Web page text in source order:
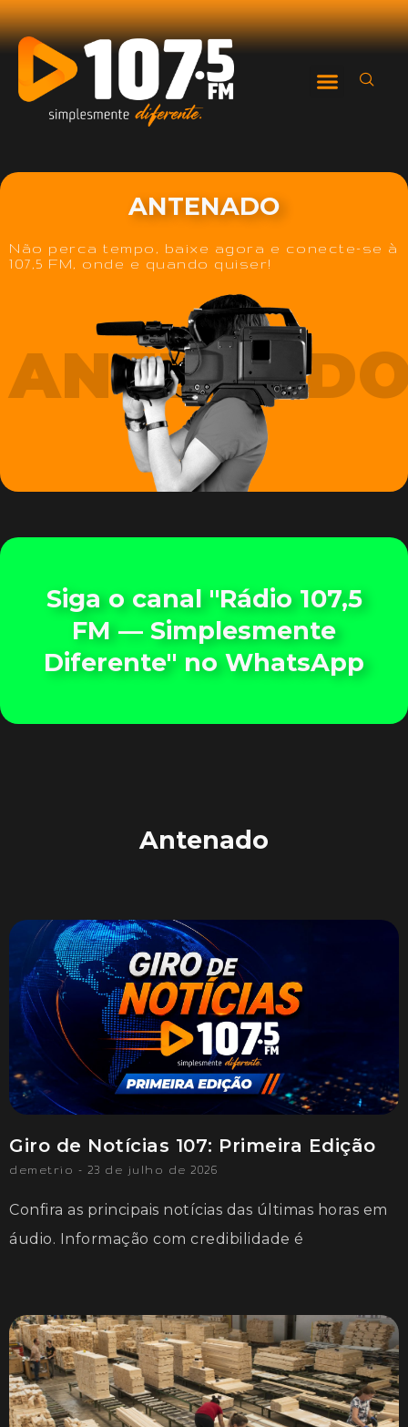
ANTENADO
Não perca tempo, baixe agora e conecte-se à
107,5 FM, onde e quando quiser!
Siga o canal "Rádio 107,5
FM — Simplesmente
Diferente" no WhatsApp
Antenado
Giro de Notícias 107: Primeira Edição
demetrio 23 de julho de 2026
Confira as principais notícias das últimas horas em
áudio. Informação com credibilidade é